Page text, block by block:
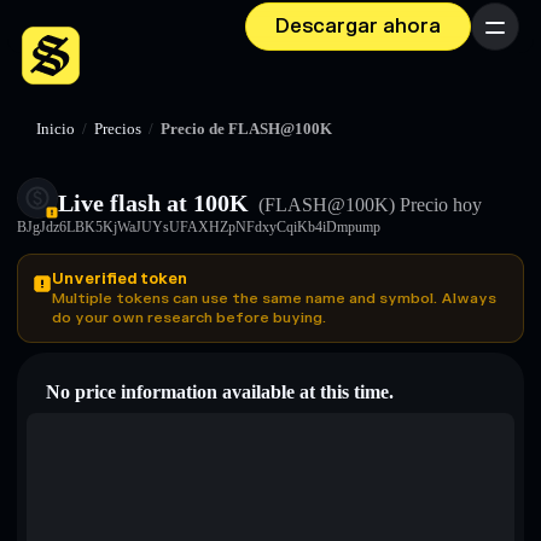
Descargar ahora Menú
Inicio / Precios / Precio de FLASH@100K
Live flash at 100K (FLASH@100K) Precio hoy
BJgJdz6LBK5KjWaJUYsUFAXHZpNFdxyCqiKb4iDmpump
Unverified token
Multiple tokens can use the same name and symbol. Always
do your own research before buying.
No price information available at this time.